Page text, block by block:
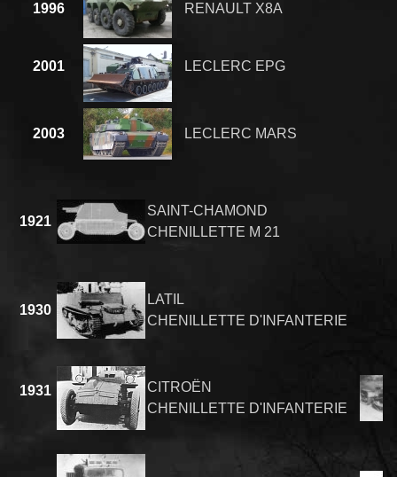
1996 RENAULT X8A
2001 LECLERC EPG
2003 LECLERC MARS
1921
SAINT-CHAMOND
CHENILLETTE M 21
1930
LATIL
CHENILLETTE D'INFANTERIE
1931
CITROËN
CHENILLETTE D'INFANTERIE